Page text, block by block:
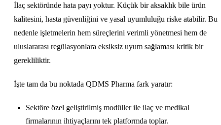
İlaç sektöründe hata payı yoktur. Küçük bir aksaklık bile ürün
kalitesini, hasta güvenliğini ve yasal uyumluluğu riske atabilir. Bu
nedenle işletmelerin hem süreçlerini verimli yönetmesi hem de
uluslararası regülasyonlara eksiksiz uyum sağlaması kritik bir
gerekliliktir.
İşte tam da bu noktada QDMS Pharma fark yaratır:
Sektöre özel geliştirilmiş modüller ile ilaç ve medikal
firmalarının ihtiyaçlarını tek platformda toplar.